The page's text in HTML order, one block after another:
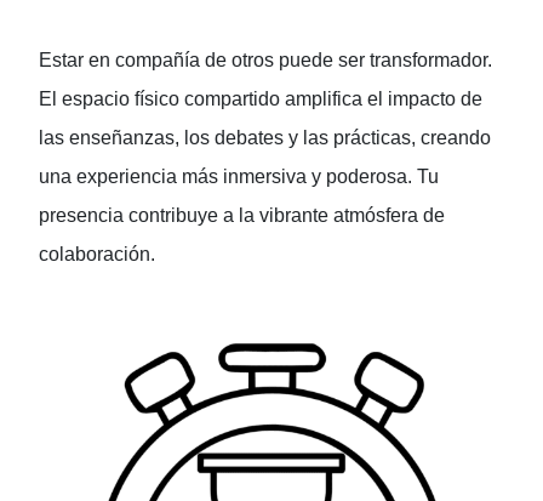
Estar en compañía de otros puede ser transformador.
El espacio físico compartido amplifica el impacto de
las enseñanzas, los debates y las prácticas, creando
una experiencia más inmersiva y poderosa. Tu
presencia contribuye a la vibrante atmósfera de
colaboración.